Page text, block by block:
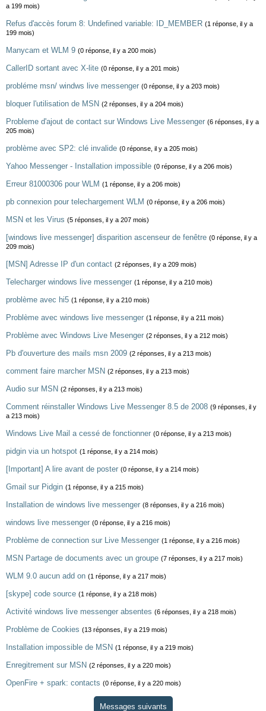
a 199 mois)
Refus d'accès forum 8: Undefined variable: ID_MEMBER (1 réponse, il y a
199 mois)
Manycam et WLM 9 (0 réponse, il y a 200 mois)
CallerID sortant avec X-lite (0 réponse, il y a 201 mois)
probléme msn/ windws live messenger (0 réponse, il y a 203 mois)
bloquer l'utilisation de MSN (2 réponses, il y a 204 mois)
Probleme d'ajout de contact sur Windows Live Messenger (6 réponses, il y a
205 mois)
problème avec SP2: clé invalide (0 réponse, il y a 205 mois)
Yahoo Messenger - Installation impossible (0 réponse, il y a 206 mois)
Erreur 81000306 pour WLM (1 réponse, il y a 206 mois)
pb connexion pour telechargement WLM (0 réponse, il y a 206 mois)
MSN et les Virus (5 réponses, il y a 207 mois)
[windows live messenger] disparition ascenseur de fenêtre (0 réponse, il y a
209 mois)
[MSN] Adresse IP d'un contact (2 réponses, il y a 209 mois)
Telecharger windows live messenger (1 réponse, il y a 210 mois)
problème avec hi5 (1 réponse, il y a 210 mois)
Problème avec windows live messenger (1 réponse, il y a 211 mois)
Problème avec Windows Live Mesenger (2 réponses, il y a 212 mois)
Pb d'ouverture des mails msn 2009 (2 réponses, il y a 213 mois)
comment faire marcher MSN (2 réponses, il y a 213 mois)
Audio sur MSN (2 réponses, il y a 213 mois)
Comment réinstaller Windows Live Messenger 8.5 de 2008 (9 réponses, il y
a 213 mois)
Windows Live Mail a cessé de fonctionner (0 réponse, il y a 213 mois)
pidgin via un hotspot (1 réponse, il y a 214 mois)
[Important] A lire avant de poster (0 réponse, il y a 214 mois)
Gmail sur Pidgin (1 réponse, il y a 215 mois)
Installation de windows live messenger (8 réponses, il y a 216 mois)
windows live messenger (0 réponse, il y a 216 mois)
Problème de connection sur Live Messenger (1 réponse, il y a 216 mois)
MSN Partage de documents avec un groupe (7 réponses, il y a 217 mois)
WLM 9.0 aucun add on (1 réponse, il y a 217 mois)
[skype] code source (1 réponse, il y a 218 mois)
Activité windows live messenger absentes (6 réponses, il y a 218 mois)
Problème de Cookies (13 réponses, il y a 219 mois)
Installation impossible de MSN (1 réponse, il y a 219 mois)
Enregitrement sur MSN (2 réponses, il y a 220 mois)
OpenFire + spark: contacts (0 réponse, il y a 220 mois)
Messages suivants